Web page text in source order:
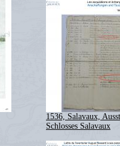
1536, Salavaux,
Schlosses Salavaux